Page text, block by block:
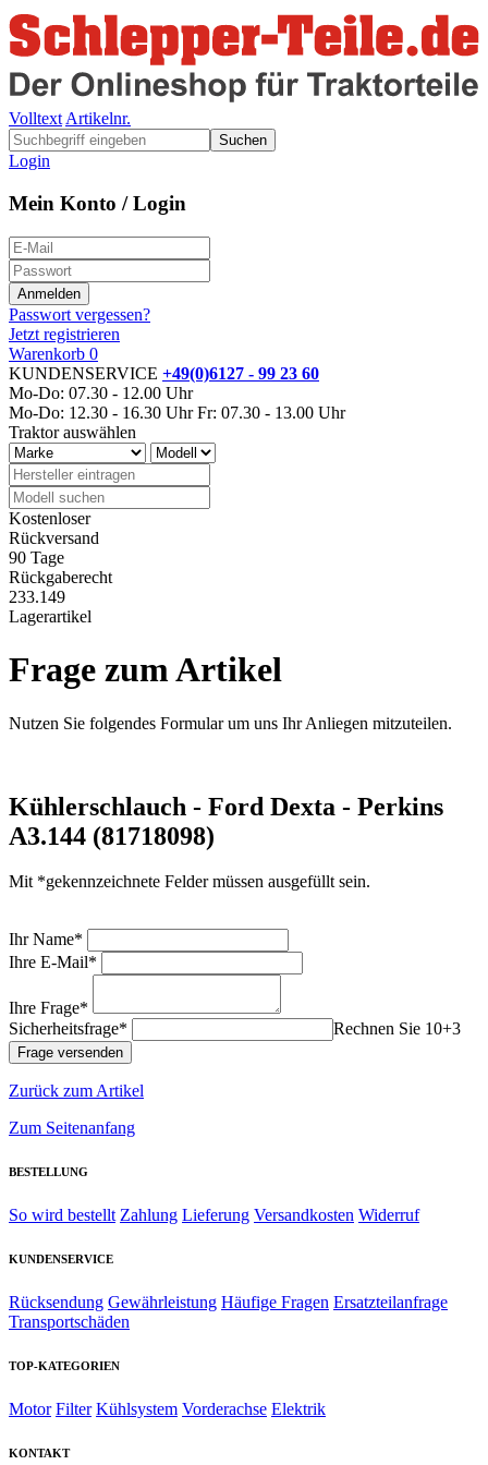
Volltext Artikelnr.
Suchen
Login
Mein Konto / Login
Passwort vergessen?
Jetzt registrieren
Warenkorb 0
KUNDENSERVICE +49(0)6127 - 99 23 60
Mo-Do: 07.30 - 12.00 Uhr
Mo-Do: 12.30 - 16.30 Uhr Fr: 07.30 - 13.00 Uhr
Traktor auswählen
Kostenloser
Rückversand
90 Tage
Rückgaberecht
233.149
Lagerartikel
Frage zum Artikel
Nutzen Sie folgendes Formular um uns Ihr Anliegen mitzuteilen.
Kühlerschlauch - Ford Dexta - Perkins
A3.144 (81718098)
Mit *gekennzeichnete Felder müssen ausgefüllt sein.
Ihr Name*
Ihre E-Mail*
Ihre Frage*
Sicherheitsfrage*
Rechnen Sie 10+3
Zurück zum Artikel
Zum Seitenanfang
BESTELLUNG
So wird bestellt Zahlung Lieferung Versandkosten Widerruf
KUNDENSERVICE
Rücksendung Gewährleistung Häufige Fragen Ersatzteilanfrage
Transportschäden
TOP-KATEGORIEN
Motor Filter Kühlsystem Vorderachse Elektrik
KONTAKT